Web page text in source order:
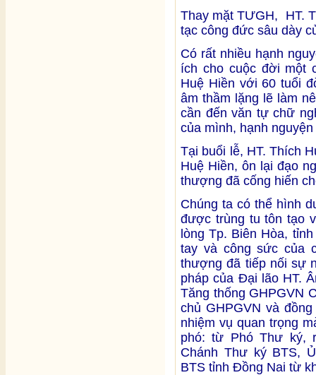
Thay mặt TƯGH, HT.
tạc công đức sâu dày
Có rất nhiều hạnh
ích cho cuộc đời một
Huệ Hiền với 60 tuổi
âm thầm lặng lẽ làm
cần đến văn tự chữ
của mình, hạnh nguyện
Tại buổi lễ, HT. Thích
Huệ Hiền, ôn lại đạo
thượng đã cống hiến
Chúng ta có thể hình
được trùng tu tôn tạo
lòng Tp. Biên Hòa,
tay và công sức của
thượng đã tiếp nối sự
pháp của Đại lão HT.
Tăng thống GHPGVN
chủ GHPGVN và
nhiệm vụ quan trọng
phó: từ Phó Thư ký,
Chánh Thư ký BTS,
BTS tỉnh Đồng Nai từ